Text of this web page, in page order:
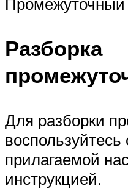
Разборка
Для разборки
воспользуйтесь
прилагаемой
инструкцией.